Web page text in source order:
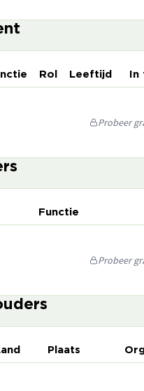
Rol Leeftijd
Probeer
Functie
Probeer
Plaats